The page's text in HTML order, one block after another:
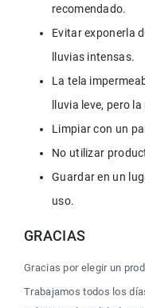
recomendado.
Evitar exponerla
lluvias intensas.
La tela
lluvia leve, pero
Limpiar con un
No utilizar
Guardar en un
uso.
GRACIAS
Gracias por elegir un
Trabajamos todos los